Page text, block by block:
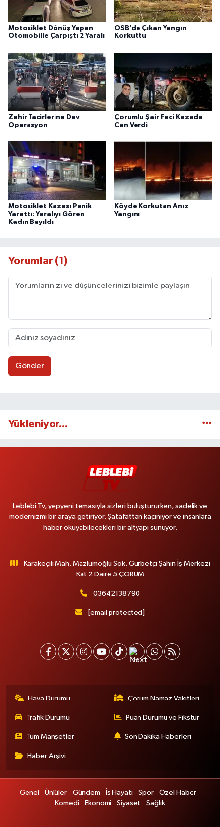
Motosiklet Dönüş Yapan
Otomobille Çarpıştı 2 Yaralı
OSB’de Çıkan Yangın
Korkuttu
Zehir Tacirlerine Dev
Operasyon
Çorumlu Şair Feci Kazada
Can Verdi
Motosiklet Kazası Panik
Yarattı: Yaralıyı Gören
Kadın Bayıldı
Köyde Korkutan Anız
Yangını
Yorumlar (1)
Gönder
Yükleniyor...
Leblebi Tv, yepyeni temasıyla sizleri buluştururken, sadelik ve
modernizmi bir araya getiriyor. Şatafattan kaçınıyor ve insanlara
haber okuyabilecekleri bir altyapı sunuyor.
Karakeçili Mah. Mazlumoğlu Sok. Gurbetçi Şahin İş Merkezi
Kat 2 Daire 5 ÇORUM
03642138790
[email protected]
Hava Durumu Çorum Namaz Vakitleri
Trafik Durumu Puan Durumu ve Fikstür
Tüm Manşetler Son Dakika Haberleri
Haber Arşivi
Genel Ünlüler Gündem İş Hayatı Spor
Özel Haber
Komedi
Ekonomi Siyaset Sağlık